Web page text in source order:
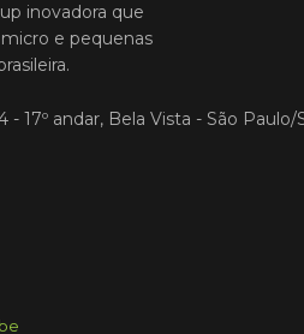
inovadora que
e pequenas
- 17º andar, Bela Vista - São Paulo/